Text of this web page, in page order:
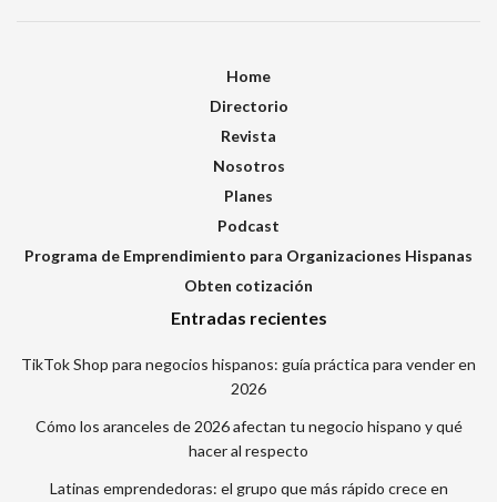
Home
Directorio
Revista
Nosotros
Planes
Podcast
Programa de Emprendimiento para Organizaciones Hispanas
Obten cotización
Entradas recientes
TikTok Shop para negocios hispanos: guía práctica para vender en
2026
Cómo los aranceles de 2026 afectan tu negocio hispano y qué
hacer al respecto
Latinas emprendedoras: el grupo que más rápido crece en